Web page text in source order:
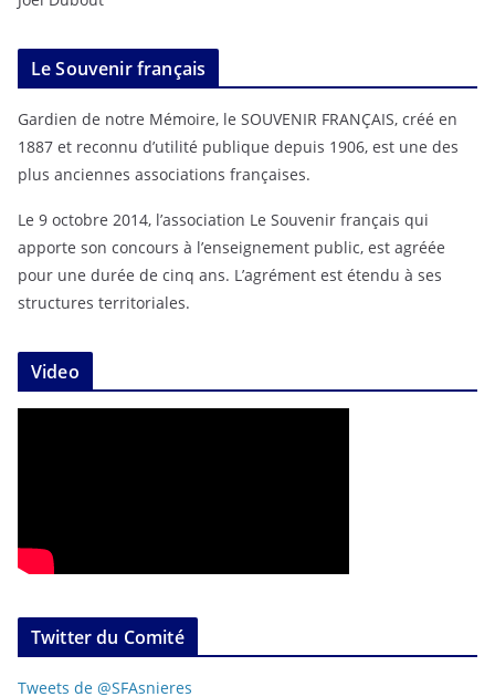
Le Souvenir français
Gardien de notre Mémoire, le SOUVENIR FRANÇAIS, créé en
1887 et reconnu d’utilité publique depuis 1906, est une des
plus anciennes associations françaises.
Le 9 octobre 2014, l’association Le Souvenir français qui
apporte son concours à l’enseignement public, est agréée
pour une durée de cinq ans. L’agrément est étendu à ses
structures territoriales.
Video
Twitter du Comité
Tweets de @SFAsnieres